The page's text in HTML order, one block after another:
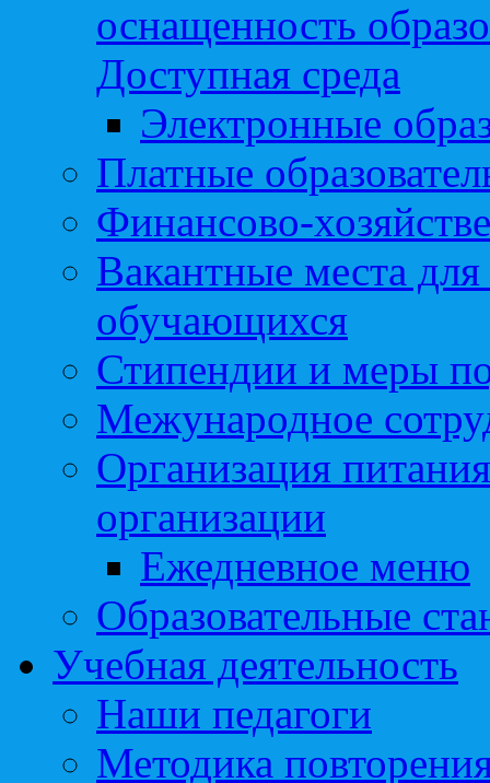
оснащенность
Доступная среда
Электронные
Платные
Финансово-
Вакантные места
обучающихся
Стипендии и меры
Межународное
Организация
организации
Ежедневное меню
Образовательные
Учебная деятельность
Наши педагоги
Методика